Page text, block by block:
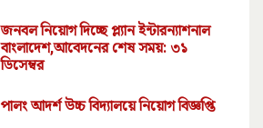
জনবল নিয়োগ দিচ্ছে প্ল্যান ইন্টারন্যাশনাল
বাংলাদেশ,আবেদনের শেষ সময়: ৩১
ডিসেম্বর
পালং আদর্শ উচ্চ বিদ্যালয়ে নিয়োগ বিজ্ঞপ্তি